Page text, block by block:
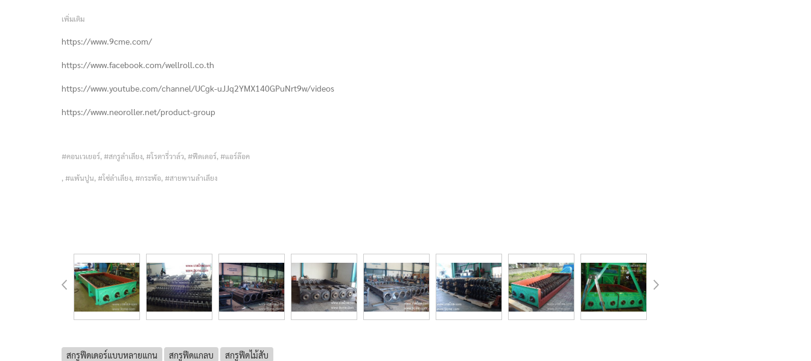
เพิ่มเติม
https://www.9cme.com/
https://www.facebook.com/wellroll.co.th
https://www.youtube.com/channel/UCgk-uJJq2YMX140GPuNrt9w/videos
https://www.neoroller.net/product-group
#คอนเวเยอร์, #สกรูลำเลียง, #โรตารี่วาล์ว, #ฟีดเดอร์, #แอร์ล๊อค
, #แพ้นปูน, #โซ่ลำเลียง, #กระพ้อ, #สายพานลำเลียง
สกรูฟีดเดอร์แบบหลายแกน สกรูฟีดแกลบ สกรูฟีดไม้สับ